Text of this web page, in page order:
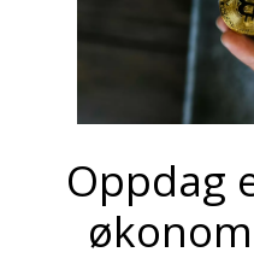
Oppdag